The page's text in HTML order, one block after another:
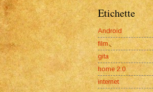
Etichette
Android
film
gita
home 2.0
internet